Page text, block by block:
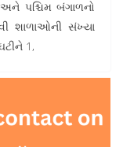
પશ્ચિમ બંગાળનો
શાળાઓની સંખ્યા
1,